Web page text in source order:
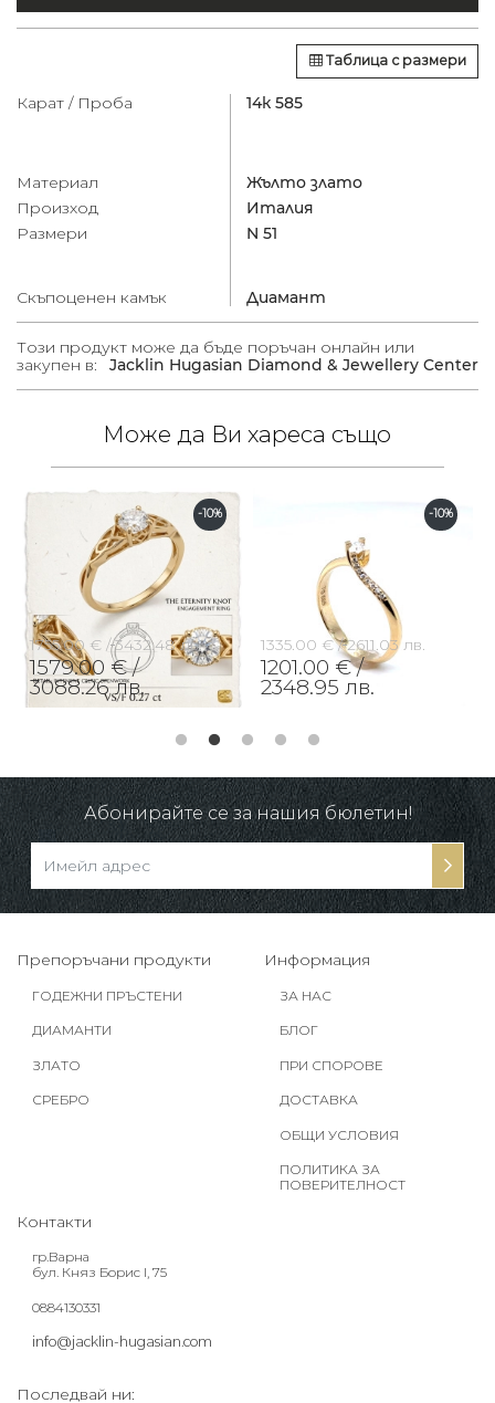
Таблица с размери
Карат / Проба 14к 585
Материал
Жълто злато
Произход
Италия
Размери
N 51
Скъпоценен камък Диамант
Този продукт може да бъде поръчан онлайн или
закупен в:
Jacklin Hugasian Diamond & Jewellery Center
Може да Ви хареса също
-10%
1755.00 € / 3432.48 лв.
1579.00 € /
3088.26 лв.
-10%
1335.00 € / 2611.03 лв.
1201.00 € /
2348.95 лв.
Абонирайте се за нашия бюлетин!
Препоръчани продукти
ГОДЕЖНИ ПРЪСТЕНИ
ДИАМАНТИ
ЗЛАТО
СРЕБРО
Информация
ЗА НАС
БЛОГ
ПРИ СПОРОВЕ
ДОСТАВКА
ОБЩИ УСЛОВИЯ
ПОЛИТИКА ЗА
ПОВЕРИТЕЛНОСТ
Контакти
гр.Варна
бул. Княз Борис I, 75
0884130331
info@jacklin-hugasian.com
Последвай ни: